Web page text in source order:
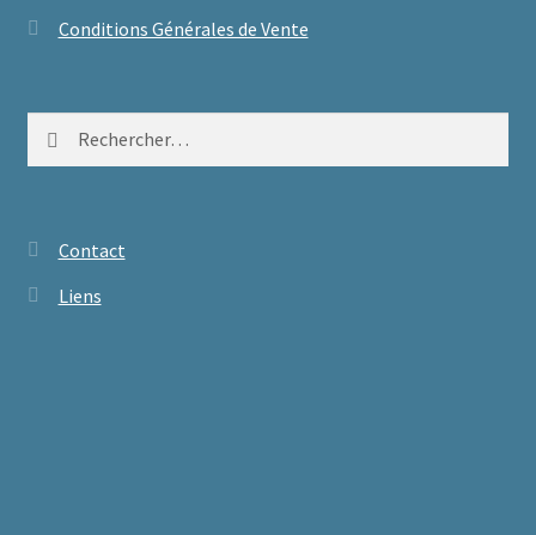
Conditions Générales de Vente
Contact
Liens